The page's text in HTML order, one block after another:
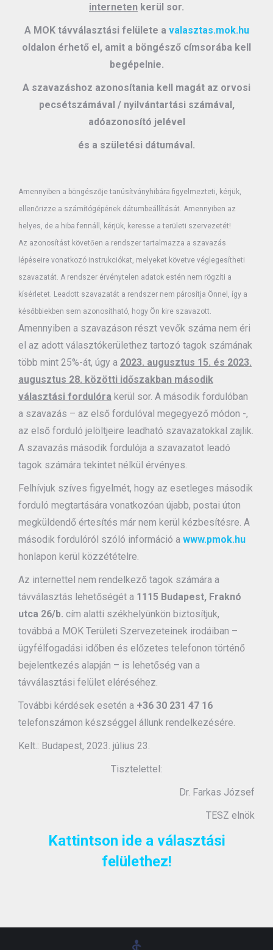
interneten kerül sor.
A MOK távválasztási felülete a valasztas.mok.hu
oldalon érhető el, amit a böngésző címsorába kell
begépelnie.
A szavazáshoz azonosítania kell magát az orvosi
pecsétszámával / nyilvántartási számával,
adóazonosító jelével
és a születési dátumával.
Amennyiben a böngészője tanúsítványhibára figyelmezteti, kérjük,
ellenőrizze a számítógépének dátumbeállítását. Amennyiben az
helyes, de a hiba fennáll, kérjük, keresse a területi szervezetét!
Az azonosítást követően a rendszer tartalmazza a szavazás
lépéseire vonatkozó instrukciókat, melyeket követve véglegesítheti
szavazatát. A rendszer érvénytelen adatok estén nem rögzíti a
kísérletet. Leadott szavazatát a rendszer nem párosítja Önnel, így a
későbbiekben sem azonosítható, hogy Ön kire szavazott.
Amennyiben a szavazáson részt vevők száma nem éri
el az adott választókerülethez tartozó tagok számának
több mint 25%-át, úgy a 2023. augusztus 15. és 2023.
augusztus 28. közötti időszakban második
választási fordulóra kerül sor. A második fordulóban
a szavazás – az első fordulóval megegyező módon -,
az első forduló jelöltjeire leadható szavazatokkal zajlik.
A szavazás második fordulója a szavazatot leadó
tagok számára tekintet nélkül érvényes.
Felhívjuk szíves figyelmét, hogy az esetleges második
forduló megtartására vonatkozóan újabb, postai úton
megküldendő értesítés már nem kerül kézbesítésre. A
második fordulóról szóló információ a www.pmok.hu
honlapon kerül közzétételre.
Az internettel nem rendelkező tagok számára a
távválasztás lehetőségét a 1115 Budapest, Fraknó
utca 26/b. cím alatti székhelyünkön biztosítjuk,
továbbá a MOK Területi Szervezeteinek irodáiban –
ügyfélfogadási időben és előzetes telefonon történő
bejelentkezés alapján – is lehetőség van a
távválasztási felület eléréséhez.
További kérdések esetén a +36 30 231 47 16
telefonszámon készséggel állunk rendelkezésére.
Kelt.: Budapest, 2023. július 23.
Tisztelettel:
Dr. Farkas József
TESZ elnök
Kattintson ide a választási
felülethez!